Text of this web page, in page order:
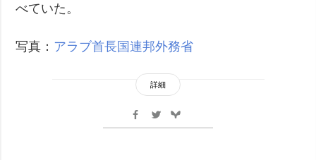
べていた。
写真： アラブ首長国連邦外務省
詳細